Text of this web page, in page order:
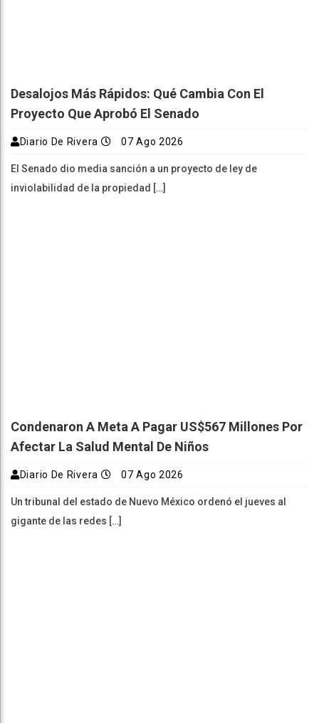
Desalojos Más Rápidos: Qué Cambia Con El
Proyecto Que Aprobó El Senado
Diario De Rivera 07 Ago 2026
El Senado dio media sanción a un proyecto de ley de
inviolabilidad de la propiedad […]
Condenaron A Meta A Pagar US$567 Millones Por
Afectar La Salud Mental De Niños
Diario De Rivera 07 Ago 2026
Un tribunal del estado de Nuevo México ordenó el jueves al
gigante de las redes […]